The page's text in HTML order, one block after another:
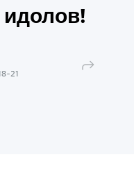
идолов!
-21